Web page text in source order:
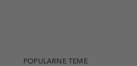
POPULARNE TEME